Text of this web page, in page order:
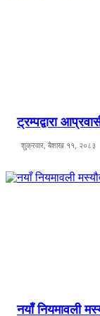
ट्रम्पद्वारा
शुक्रवार, बैशाख ११, २०८३
नयाँ नियमावली